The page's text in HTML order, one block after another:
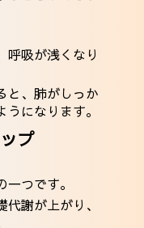
呼吸が浅くなり
と、肺がしっか
になります。
プ
つです。
謝が上がり、